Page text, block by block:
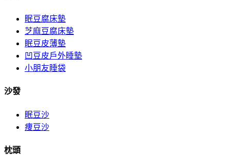
眠豆腐床墊
芝麻豆腐床墊
眠豆皮薄墊
凹豆皮戶外睡墊
小朋友睡袋
沙發
眠豆沙
痩豆沙
枕頭